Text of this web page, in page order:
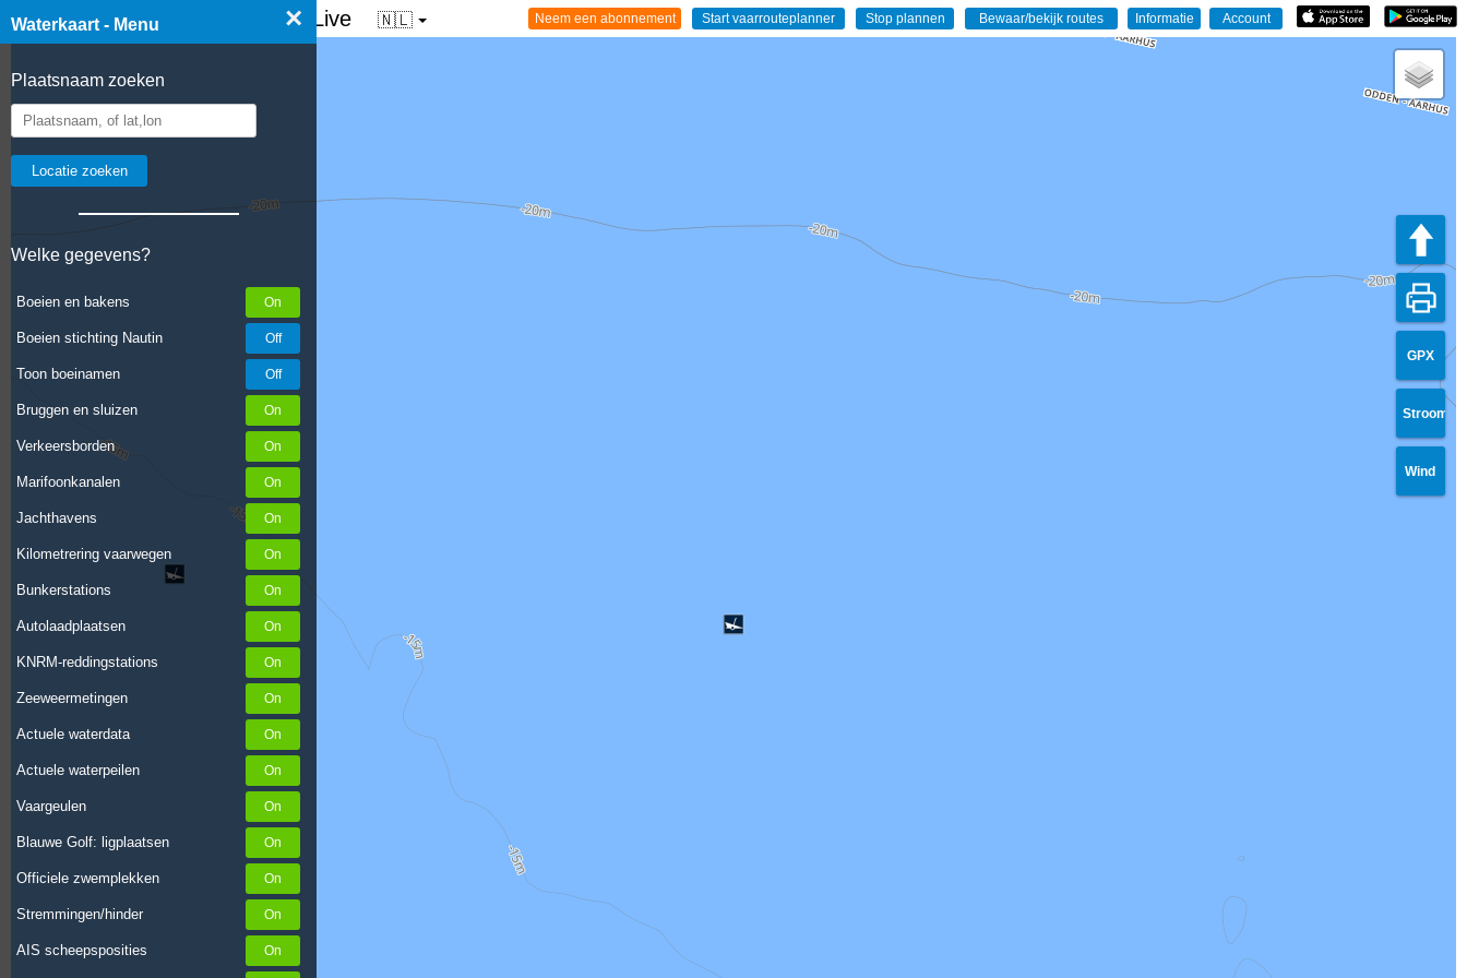
Waterkaart - Menu ×
Plaatsnaam zoeken
Welke gegevens?
Boeien en bakens
Boeien stichting Nautin
Toon boeinamen
Bruggen en sluizen
Verkeersborden
Marifoonkanalen
Jachthavens
Kilometrering vaarwegen
Bunkerstations
Autolaadplaatsen
KNRM-reddingstations
Zeeweermetingen
Actuele waterdata
Actuele waterpeilen
Vaargeulen
Blauwe Golf: ligplaatsen
Officiele zwemplekken
Stremmingen/hinder
AIS scheepsposities
☰ Waterkaart van Nederland - Live 🇳🇱
GPX
Stroom
Wind